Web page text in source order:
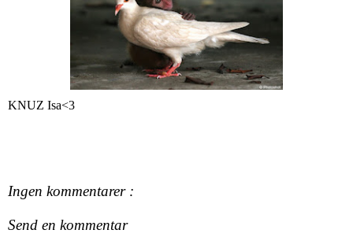
KNUZ Isa<3
Ingen kommentarer :
Send en kommentar